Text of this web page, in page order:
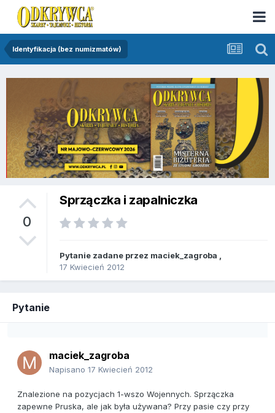
Identyfikacja (bez numizmatów)
0
Sprzączka i zapalniczka
Pytanie zadane przez maciek_zagroba
17 Kwiecień 2012
Pytanie
maciek_zagroba
Napisano 17 Kwiecień 2012
Znalezione na pozycjach 1-wszo Wojennych. Sprzączka
zapewne Pruska, ale jak była używana? Przy pasie czy przy